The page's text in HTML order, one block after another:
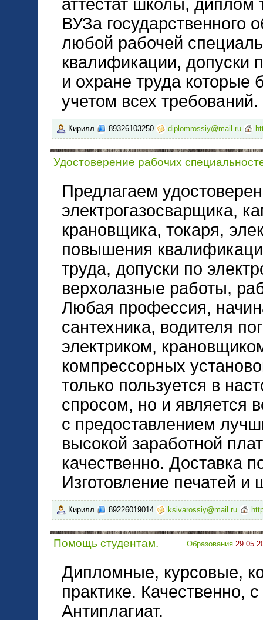
аттестат школы, диплом
ВУЗа государственного
любой рабочей
квалификации, допуски
и охране труда
учетом всех требований.
Кирилл 89326103250 diplomrossiy@mail.ru
Удостоверение рабочих
Предлагаем
электрогазосварщика,
крановщика, токаря,
повышения
труда, допуски по
верхолазные работы,
Любая профессия,
сантехника, водителя
электриком,
компрессорных
только пользуется в
спросом, но и является
с предоставлением
высокой заработной
качественно. Доставка
Изготовление печатей и
Кирилл 89226019014 ksivarossiy@mail.ru
Помощь студентам. Образования
Дипломные, курсовые,
практике. Качественно,
Антиплагиат.